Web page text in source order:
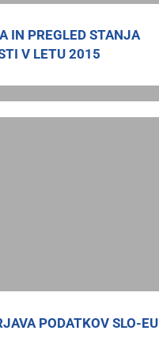
IN PREGLED STANJA
V LETU 2015
PODATKOV SLO-EU